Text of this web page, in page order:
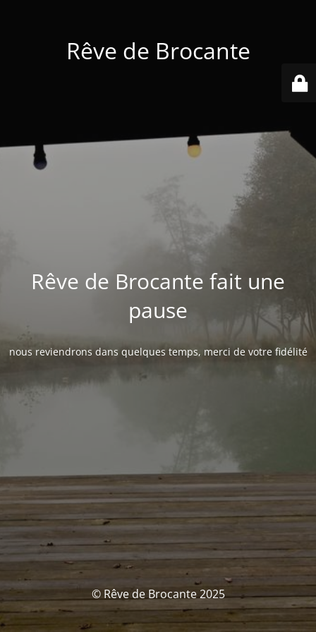
Rêve de Brocante
Rêve de Brocante fait une
pause
nous reviendrons dans quelques temps, merci de votre fidélité
© Rêve de Brocante 2025